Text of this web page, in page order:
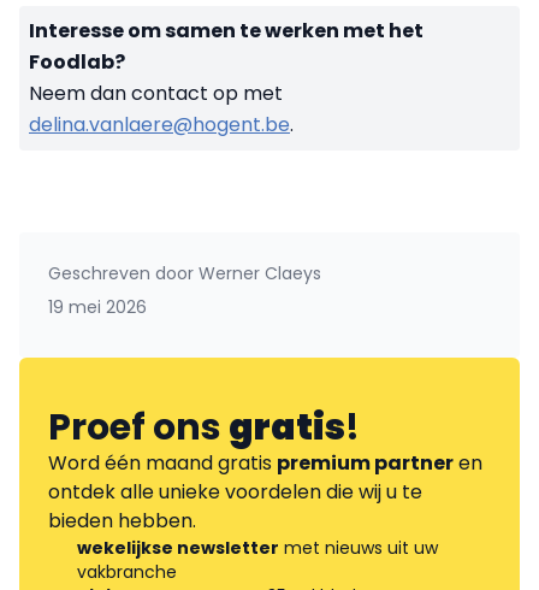
Interesse om samen te werken met het
Foodlab?
Neem dan contact op met
delina.vanlaere@hogent.be.
Geschreven door Werner Claeys
19 mei 2026
Proef onsgratis!
Word één maand gratis premium partneren
ontdek alle unieke voordelen die wij u te
bieden hebben.
wekelijkse newsletter met nieuws uit uw
vakbranche